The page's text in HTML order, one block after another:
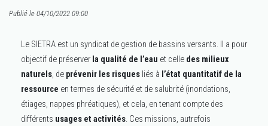
Publié le 04/10/2022 09:00
Le SIETRA est un syndicat de gestion de bassins versants. Il a pour
objectif de préserver la qualité de l’eau et celle des milieux
naturels, de prévenir les risques liés à l’état quantitatif de la
ressource en termes de sécurité et de salubrité (inondations,
étiages, nappes phréatiques), et cela, en tenant compte des
différents usages et activités. Ces missions, autrefois